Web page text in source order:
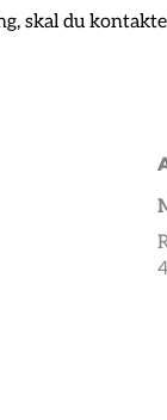
skal du